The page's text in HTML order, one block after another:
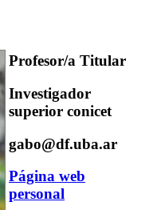
Profesor/a Titular
Investigador
superior conicet
gabo@df.uba.ar
Página web
personal